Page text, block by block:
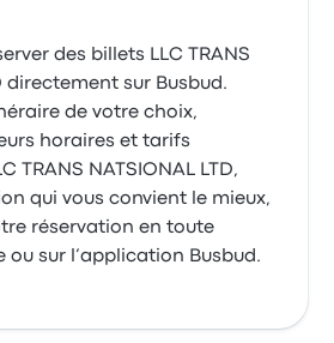
des billets LLC TRANS
directement sur Busbud.
de votre choix,
horaires et tarifs
TRANS NATSIONAL LTD,
qui vous convient le mieux,
réservation en toute
ou sur l’application Busbud.